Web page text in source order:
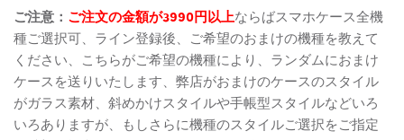
ご注意： ご注文の金額が3990円以上ならばスマホケース全機
種ご選択可、ライン登録後、ご希望のおまけの機種を教えて
ください、こちらがご希望の機種により、ランダムにおまけ
ケースを送りいたします、弊店がおまけのケースのスタイル
がガラス素材、斜めかけスタイルや手帳型スタイルなどいろ
いろありますが、もしさらに機種のスタイルご選択をご指定